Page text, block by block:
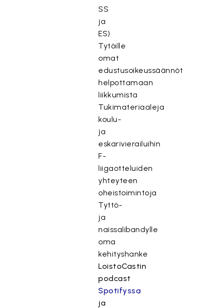
SS
ja
ES)​
Tytöille
omat
edustusoikeussäännöt
helpottamaan
liikkumista​
Tukimateriaaleja
koulu-
ja
eskarivierailuihin​
F-
liigaotteluiden
yhteyteen
oheistoimintoja​
Tyttö-
ja
naissalibandylle
oma
kehityshanke
LoistoCastin
podcast
Spotifyssa
ja